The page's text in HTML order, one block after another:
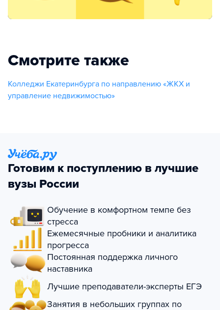
Смотрите также
Колледжи Екатеринбурга по направлению «ЖКХ и
управление недвижимостью»
Готовим к поступлению в лучшие
вузы России
Обучение в комфортном темпе без
стресса
Ежемесячные пробники и аналитика
прогресса
Постоянная поддержка личного
наставника
Лучшие преподаватели-эксперты ЕГЭ
Занятия в небольших группах по